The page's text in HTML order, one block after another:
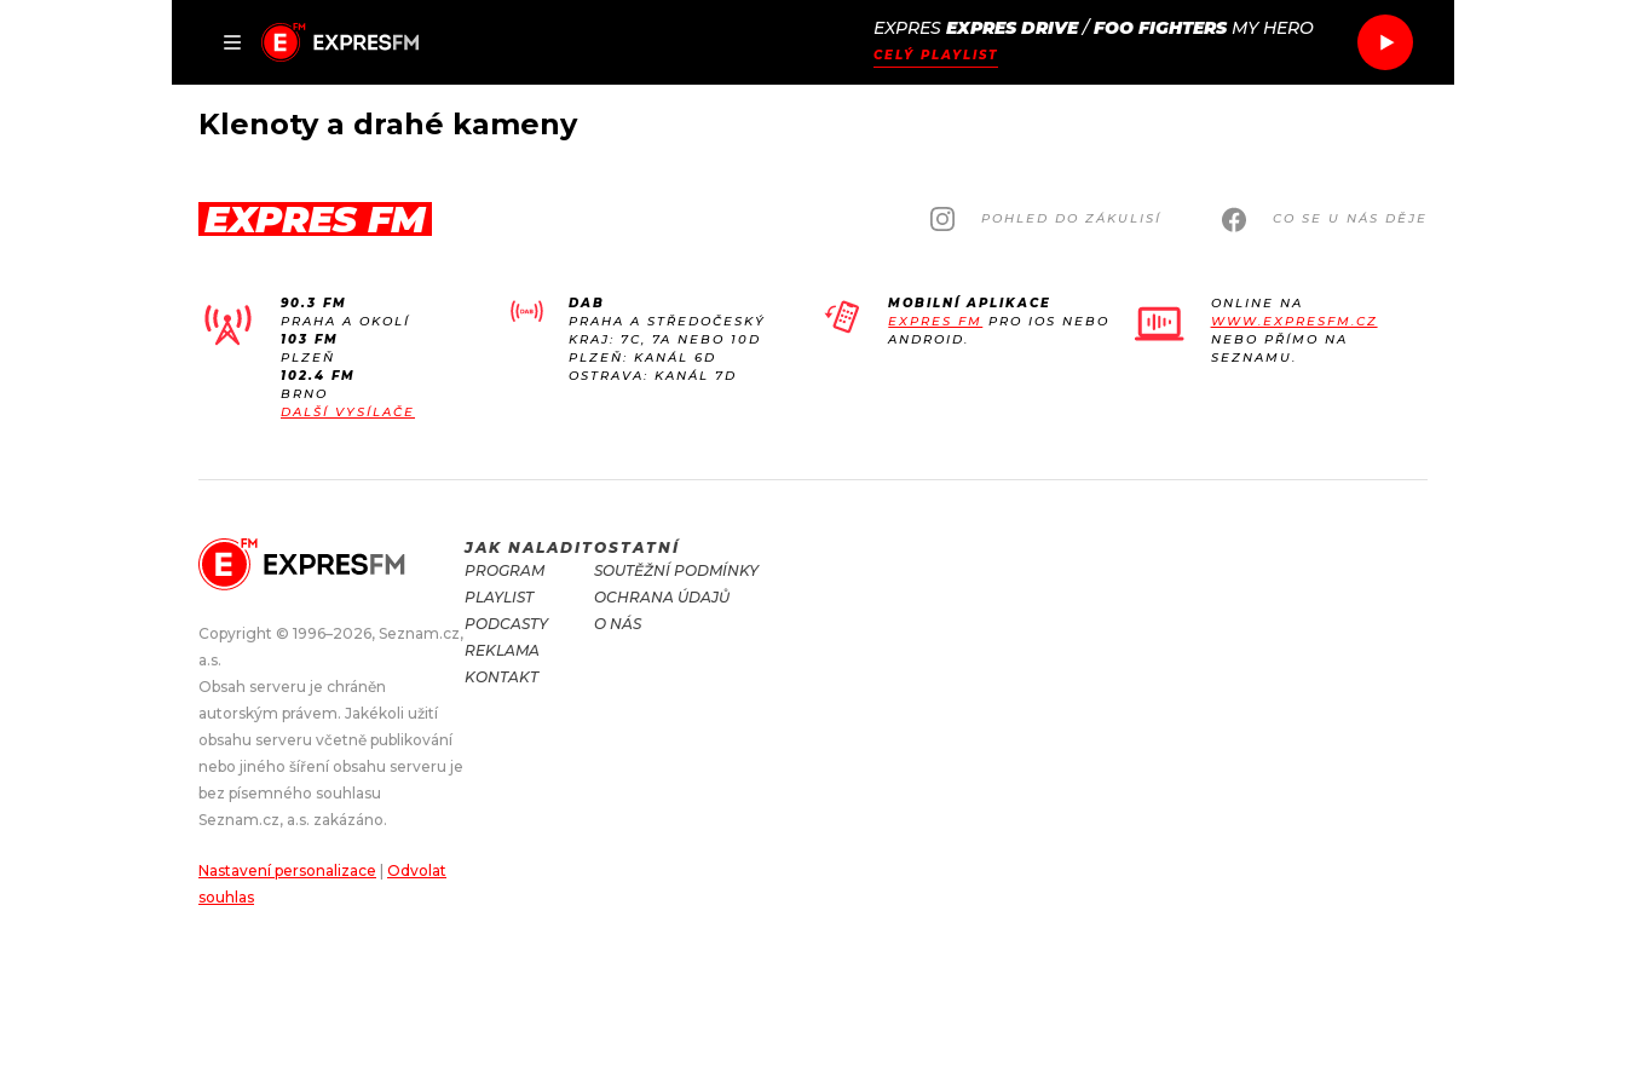
EXPRES EXPRES DRIVE/FOO FIGHTERS MY HERO
CELÝ PLAYLIST
DOMŮ
AKTUÁLNĚ
ROZHOVORY
#NEBUDUDOMA
PODCASTY
JAK NALADIT
RÁDIO
APLIKACE
PROGRAM
PLAYLIST
JAK NALADIT
SOUTĚŽE
Klenoty a drahé kameny
EXPRES FM POHLED DO ZÁKULISÍ CO SE U NÁS DĚJE
90.3 FM
PRAHA A OKOLÍ
103 FM
PLZEŇ
102.4 FM
BRNO
DALŠÍ VYSÍLAČE
DAB
PRAHA A STŘEDOČESKÝ
KRAJ: 7C, 7A NEBO 10D
PLZEŇ: KANÁL 6D
OSTRAVA: KANÁL 7D
MOBILNÍ APLIKACE
EXPRES FM PRO IOS NEBO
ANDROID.
ONLINE NA
WWW.EXPRESFM.CZ
NEBO PŘÍMO NA
SEZNAMU.
Copyright © 1996–2026, Seznam.cz,
a.s.
Obsah serveru je chráněn
autorským právem. Jakékoli užití
obsahu serveru včetně publikování
nebo jiného šíření obsahu serveru je
bez písemného souhlasu
Seznam.cz, a.s. zakázáno.
Nastavení personalizace
Odvolat
souhlas
JAK NALADIT
PROGRAM
PLAYLIST
PODCASTY
REKLAMA
KONTAKT
OSTATNÍ
SOUTĚŽNÍ PODMÍNKY
OCHRANA ÚDAJŮ
O NÁS